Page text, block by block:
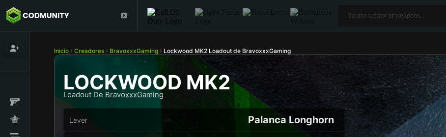
Inicio Creadores BravoxxxGaming Lockwood MK2 Loadout de BravoxxxGaming
LOCKWOOD MK2
Loadout De BravoxxxGaming
Lever Palanca Longhorn